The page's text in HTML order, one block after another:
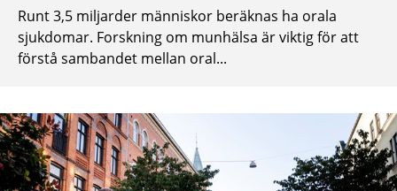
Runt 3,5 miljarder människor beräknas ha orala
sjukdomar. Forskning om munhälsa är viktig för att
förstå sambandet mellan oral...